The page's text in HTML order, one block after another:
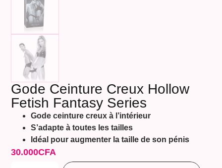
Gode Ceinture Creux Hollow
Fetish Fantasy Series
Gode ceinture creux à l’intérieur
S’adapte à toutes les tailles
Idéal pour augmenter la taille de son pénis
30.000CFA